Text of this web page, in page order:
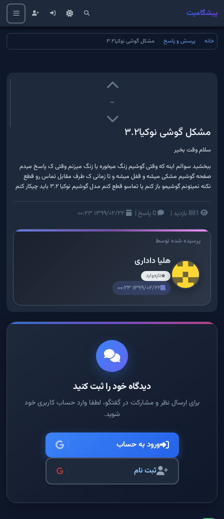
پیشگامیت
خانه پرسش و پاسخ مشکل گوشی نوکیا۳.۲
-
مشکل گوشی نوکیا۳.۲
سلام وقت بخیر
ببخشید سوالم اینه که وقتی گوشیم زنگ میخوره یا زنگ میزنم وقتی ک پاسخ میدم
صفحه گوشیم مشکی میشه و قفل میشه و تا زمانی ک طرف مقابل تماس رو قطع
نکنه نمیتونم گوشیمو باز کنم یا تماسو قطع کنم مدل گوشیم نوکیا ۳.۲ باید چیکار کنم
| 0 پاسخ |
پرسیده شده توسط
هلیا داداری
تازه‌وارد
۱۳۹۹/۰۲/۲۲ ۰۰:۲۳
دیدگاه خود را ثبت کنید
برای ارسال نظر و مشارکت در گفتگو، لطفا وارد حساب کاربری خود
شوید.
ورود به حساب
ثبت نام